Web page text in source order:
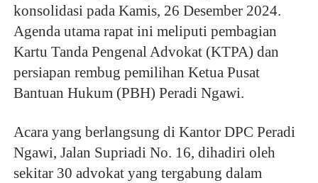
konsolidasi pada Kamis, 26 Desember 2024.
Agenda utama rapat ini meliputi pembagian
Kartu Tanda Pengenal Advokat (KTPA) dan
persiapan rembug pemilihan Ketua Pusat
Bantuan Hukum (PBH) Peradi Ngawi.
Acara yang berlangsung di Kantor DPC Peradi
Ngawi, Jalan Supriadi No. 16, dihadiri oleh
sekitar 30 advokat yang tergabung dalam